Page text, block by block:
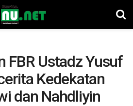
FBR Ustadz Yusuf
Kedekatan
dan Nahdliyin